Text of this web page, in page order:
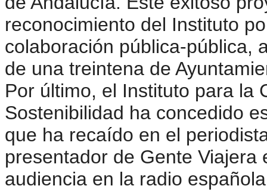
reconocimiento del Instituto
colaboración pública-pública,
de una treintena de
Por último, el Instituto para la
Sostenibilidad ha concedido
que ha recaído en el
presentador de Gente
audiencia en la radio